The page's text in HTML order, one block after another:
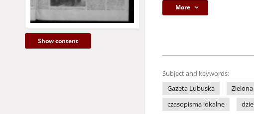
Show content
More
Subject and keywords:
Gazeta Lubuska
czasopisma lokalne